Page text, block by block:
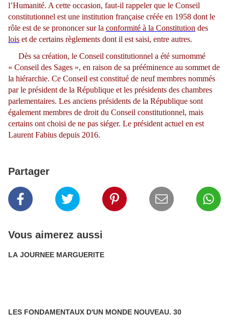
l’Humanité. A cette occasion, faut-il rappeler que le Conseil
constitutionnel est une institution française créée en 1958 dont le
rôle est de se prononcer sur la conformité à la Constitution des
lois et de certains règlements dont il est saisi, entre autres.
Dès sa création, le Conseil constitutionnel a été surnommé
« Conseil des Sages », en raison de sa prééminence au sommet de
la hiérarchie. Ce Conseil est constitué de neuf membres nommés
par le président de la République et les présidents des chambres
parlementaires. Les anciens présidents de la République sont
également membres de droit du Conseil constitutionnel, mais
certains ont choisi de ne pas siéger. Le président actuel en est
Laurent Fabius depuis 2016.
Partager
Vous aimerez aussi
LA JOURNEE MARGUERITE
LES FONDAMENTAUX D'UN MONDE NOUVEAU. 30